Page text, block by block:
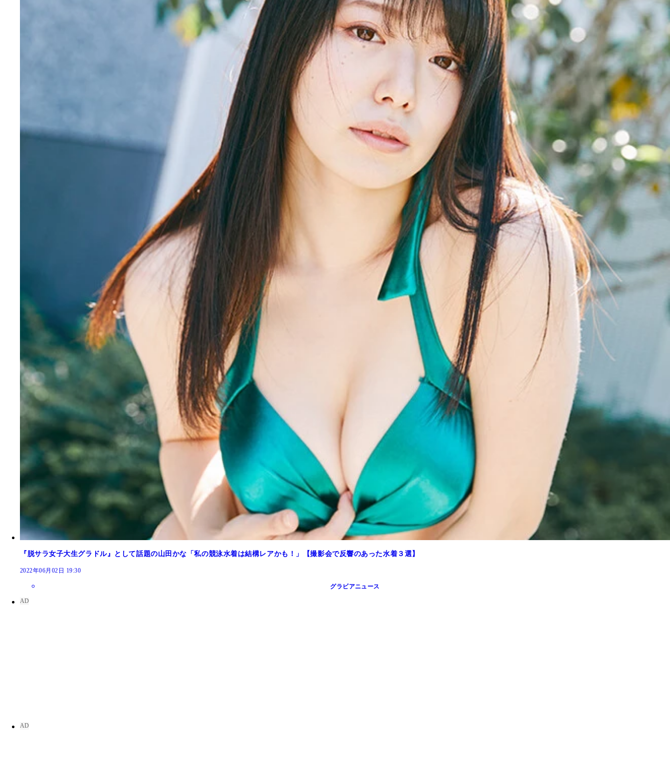
『脱サラ女子大生グラドル』として話題の山田かな「私の競泳水着は結構レアかも！」【撮影会で反響のあった水着３選】
2022年06月02日 19:30
グラビアニュース